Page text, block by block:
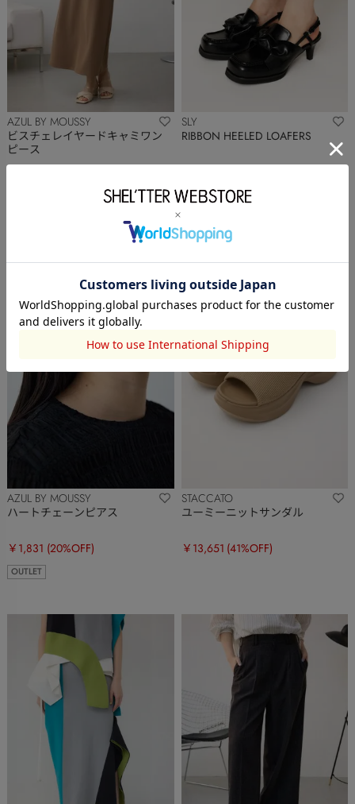
AZUL BY MOUSSY
ビスチェレイヤードキャミワン
ピース
SLY
RIBBON HEELED LOAFERS
タイムセール
AZUL BY MOUSSY
ハートチェーンピアス
￥1,831 (20%OFF)
OUTLET
STACCATO
ユーミーニットサンダル
￥13,651 (41%OFF)